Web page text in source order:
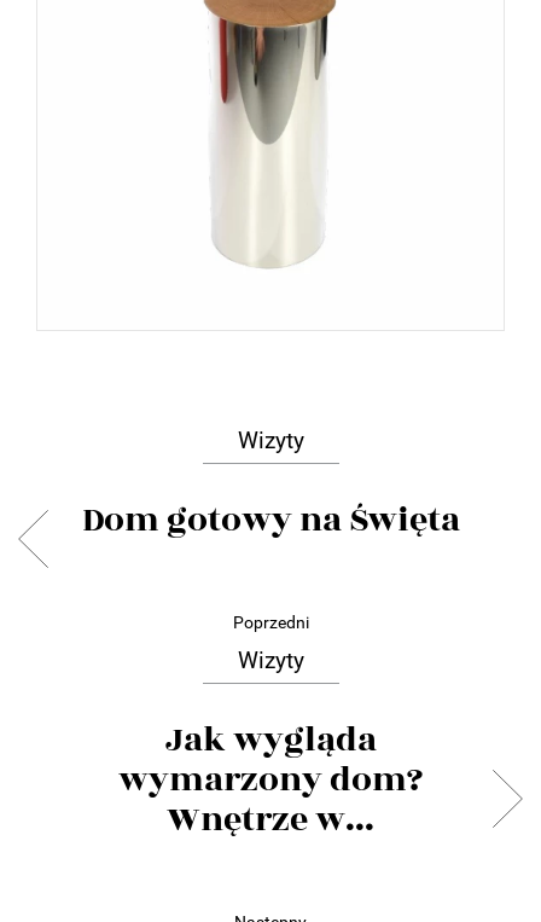
Wizyty
Dom gotowy na Święta
Poprzedni
Wizyty
Jak wygląda
wymarzony dom?
Wnętrze w...